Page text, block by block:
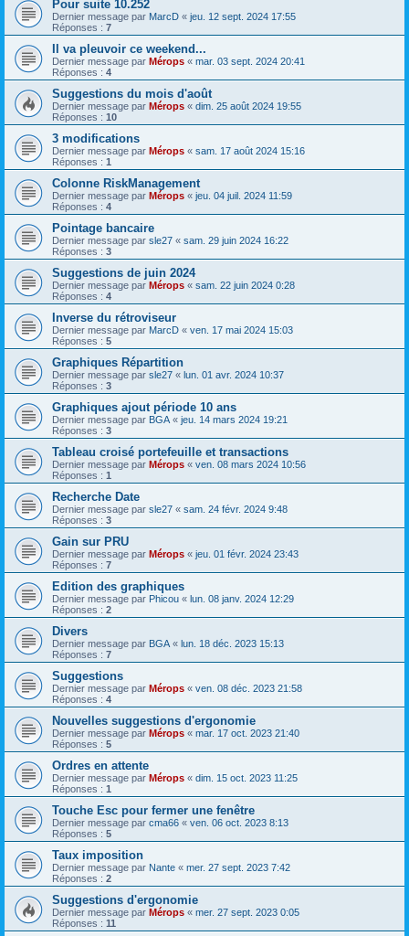
Pour suite 10.252
Dernier message par MarcD « jeu. 12 sept. 2024 17:55
Réponses : 7
Il va pleuvoir ce weekend...
Dernier message par Mérops « mar. 03 sept. 2024 20:41
Réponses : 4
Suggestions du mois d'août
Dernier message par Mérops « dim. 25 août 2024 19:55
Réponses : 10
3 modifications
Dernier message par Mérops « sam. 17 août 2024 15:16
Réponses : 1
Colonne RiskManagement
Dernier message par Mérops « jeu. 04 juil. 2024 11:59
Réponses : 4
Pointage bancaire
Dernier message par sle27 « sam. 29 juin 2024 16:22
Réponses : 3
Suggestions de juin 2024
Dernier message par Mérops « sam. 22 juin 2024 0:28
Réponses : 4
Inverse du rétroviseur
Dernier message par MarcD « ven. 17 mai 2024 15:03
Réponses : 5
Graphiques Répartition
Dernier message par sle27 « lun. 01 avr. 2024 10:37
Réponses : 3
Graphiques ajout période 10 ans
Dernier message par BGA « jeu. 14 mars 2024 19:21
Réponses : 3
Tableau croisé portefeuille et transactions
Dernier message par Mérops « ven. 08 mars 2024 10:56
Réponses : 1
Recherche Date
Dernier message par sle27 « sam. 24 févr. 2024 9:48
Réponses : 3
Gain sur PRU
Dernier message par Mérops « jeu. 01 févr. 2024 23:43
Réponses : 7
Edition des graphiques
Dernier message par Phicou « lun. 08 janv. 2024 12:29
Réponses : 2
Divers
Dernier message par BGA « lun. 18 déc. 2023 15:13
Réponses : 7
Suggestions
Dernier message par Mérops « ven. 08 déc. 2023 21:58
Réponses : 4
Nouvelles suggestions d'ergonomie
Dernier message par Mérops « mar. 17 oct. 2023 21:40
Réponses : 5
Ordres en attente
Dernier message par Mérops « dim. 15 oct. 2023 11:25
Réponses : 1
Touche Esc pour fermer une fenêtre
Dernier message par cma66 « ven. 06 oct. 2023 8:13
Réponses : 5
Taux imposition
Dernier message par Nante « mer. 27 sept. 2023 7:42
Réponses : 2
Suggestions d'ergonomie
Dernier message par Mérops « mer. 27 sept. 2023 0:05
Réponses : 11